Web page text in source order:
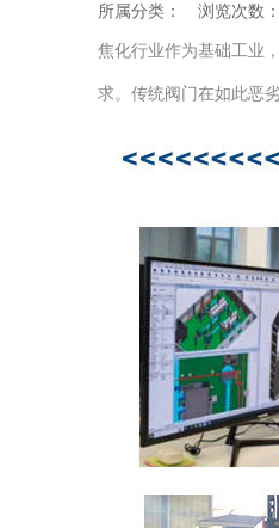
所属分类： 浏览次数：
焦化行业作为基础工业
求。传统阀门在如此恶